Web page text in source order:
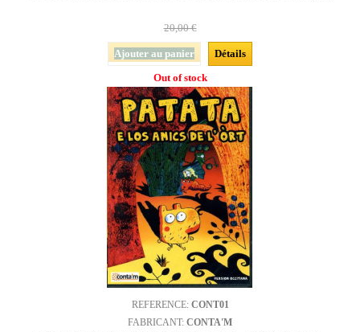
20,00 €
Ajouter au panier
Détails
Out of stock
REFERENCE: CONT01
FABRICANT: CONTA'M